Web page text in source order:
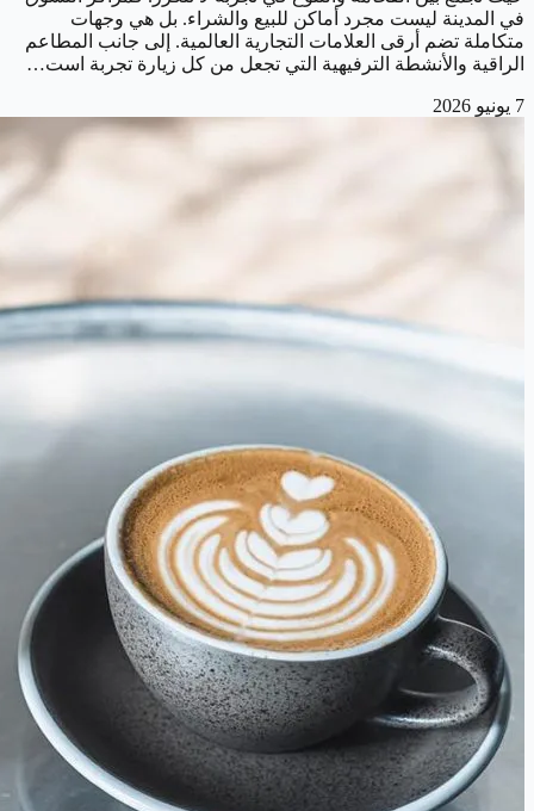
في المدينة ليست مجرد أماكن للبيع والشراء. بل هي وجهات
متكاملة تضم أرقى العلامات التجارية العالمية. إلى جانب المطاعم
الراقية والأنشطة الترفيهية التي تجعل من كل زيارة تجربة است…
7 يونيو 2026